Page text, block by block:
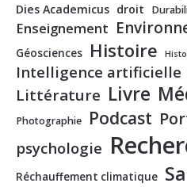
Dies Academicus droit
Enseignement
Géosciences Histoire
Intelligence artificielle
Littérature Livre
Photographie Podcast
psychologie
Réchauffement climatique